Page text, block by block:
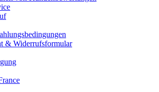
& Widerrufsformular